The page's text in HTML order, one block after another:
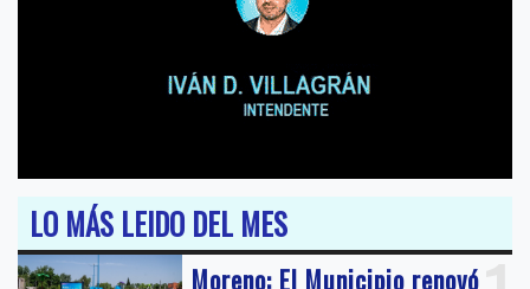
LO MÁS LEIDO DEL MES
Moreno: El Municipio renovó